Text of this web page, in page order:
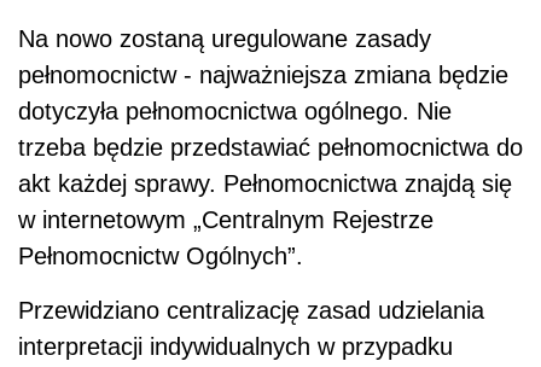
Na nowo zostaną uregulowane zasady
pełnomocnictw - najważniejsza zmiana będzie
dotyczyła pełnomocnictwa ogólnego. Nie
trzeba będzie przedstawiać pełnomocnictwa do
akt każdej sprawy. Pełnomocnictwa znajdą się
w internetowym „Centralnym Rejestrze
Pełnomocnictw Ogólnych”.
Przewidziano centralizację zasad udzielania
interpretacji indywidualnych w przypadku